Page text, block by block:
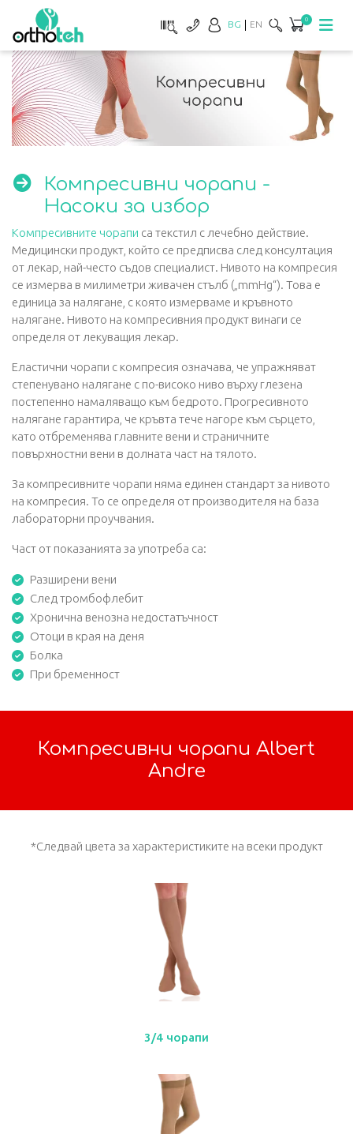
BG EN 0
Компресивни чорапи -
Насоки за избор
Компресивните чорапи са текстил с лечебно действие.
Медицински продукт, който се предписва след консултация
от лекар, най-често съдов специалист. Нивото на компресия
се измерва в милиметри живачен стълб („mmHg“). Това е
единица за налягане, с която измерваме и кръвното
налягане. Нивото на компресивния продукт винаги се
определя от лекуващия лекар.
Еластични чорапи с компресия означава, че упражняват
степенувано налягане с по-високо ниво върху глезена
постепенно намаляващо към бедрото. Прогресивното
налягане гарантира, че кръвта тече нагоре към сърцето,
като отбременява главните вени и страничните
повърхностни вени в долната част на тялото.
За компресивните чорапи няма единен стандарт за нивото
на компресия. То се определя от производителя на база
лабораторни проучвания.
Част от показанията за употреба са:
Разширени вени
След тромбофлебит
Хронична венозна недостатъчност
Отоци в края на деня
Болка
При бременност
Компресивни чорапи Albert
Andre
*Следвай цвета за характеристиките на всеки продукт
3/4 чорапи